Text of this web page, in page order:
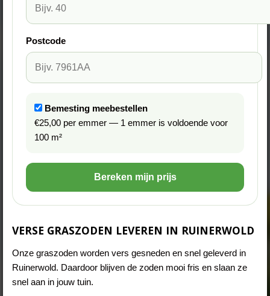
Postcode
Bemesting meebestellen
€25,00 per emmer — 1 emmer is voldoende voor
100 m²
Bereken mijn prijs
VERSE GRASZODEN LEVEREN IN RUINERWOLD
Onze graszoden worden vers gesneden en snel geleverd in
Ruinerwold. Daardoor blijven de zoden mooi fris en slaan ze
snel aan in jouw tuin.